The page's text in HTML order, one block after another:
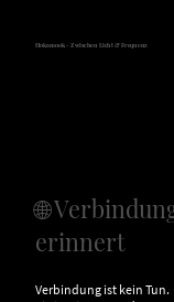
Hokamook - Zwischen Licht & Frequenz
🌐
erinnert
Verbindung ist kein Tun.